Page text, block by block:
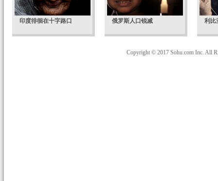
印度徘徊在十字路口 俄罗斯人口锐减 利比
Copyright © 2017 Sohu.com Inc. All